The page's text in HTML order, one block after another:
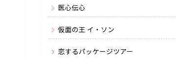
医心伝心
仮面の王 イ・ソン
恋するパッケージツアー